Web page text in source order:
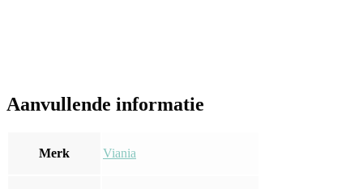
Aanvullende informatie
Merk Viania